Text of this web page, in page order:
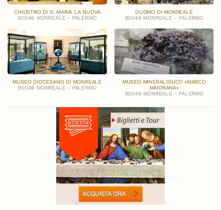
CHIOSTRO DI S. MARIA LA NUOVA
90046 MONREALE - PALERMO
DUOMO DI MONREALE
90046 MONREALE - PALERMO
MUSEO DIOCESANO DI MONREALE
90046 MONREALE - PALERMO
MUSEO MINERALOGICO «MARCO
MAIORANA»
90046 MONREALE - PALERMO